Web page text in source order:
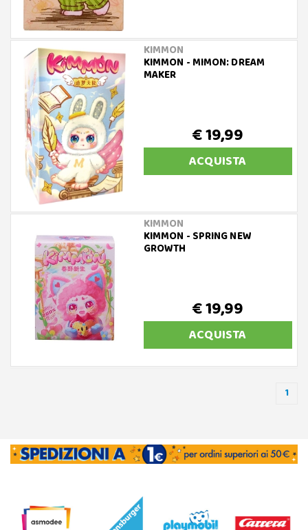
KIMMON
KIMMON - MIMON: DREAM
MAKER
€ 19,99
ACQUISTA
KIMMON
KIMMON - SPRING NEW
GROWTH
€ 19,99
ACQUISTA
1